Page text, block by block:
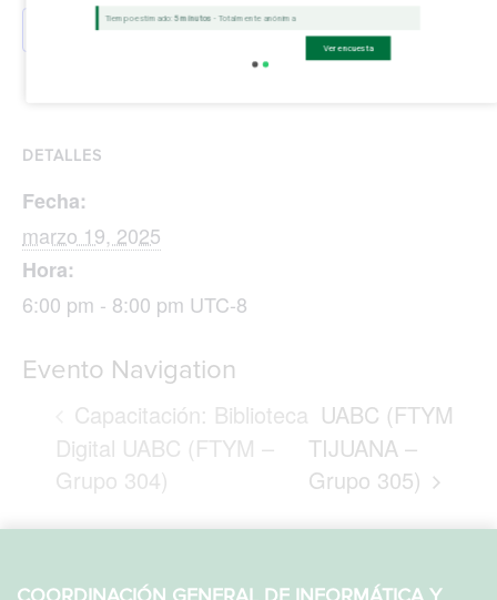
Añadir al calendario
DETALLES
Fecha:
marzo 19, 2025
Hora:
6:00 pm - 8:00 pm UTC-8
Evento Navigation
Capacitación: Biblioteca
Digital UABC (FTYM –
Grupo 304)
UABC (FTYM
TIJUANA –
Grupo 305)
Tiempo estimado:5 minutos - Totalmente anónima
Ver encuesta